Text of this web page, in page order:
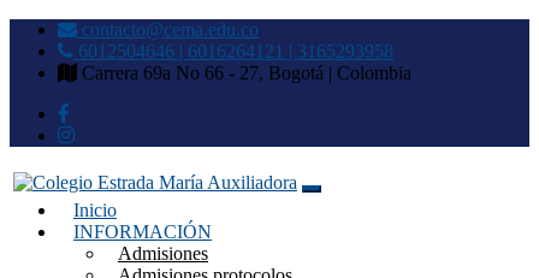
contacto@cema.edu.co
6012504646 | 6016264121 | 3165293958
Carrera 69a No 66 - 27, Bogotá | Colombia
Colegio Estrada María
Inicio
INFORMACIÓN
Admisiones